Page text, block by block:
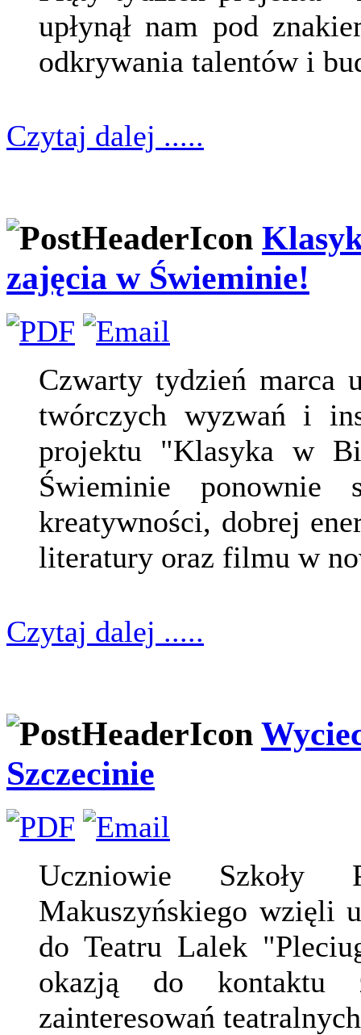
upłynął nam pod
odkrywania talentów i
Czytaj dalej .....
zajęcia w Świeminie!
Czwarty tydzień marca
twórczych wyzwań i
projektu "Klasyka w
Świeminie ponownie
kreatywności, dobrej
literatury oraz filmu w
Czytaj dalej .....
Szczecinie
Uczniowie Szkoły
Makuszyńskiego wzięli
do Teatru Lalek
okazją do kontaktu
zainteresowań